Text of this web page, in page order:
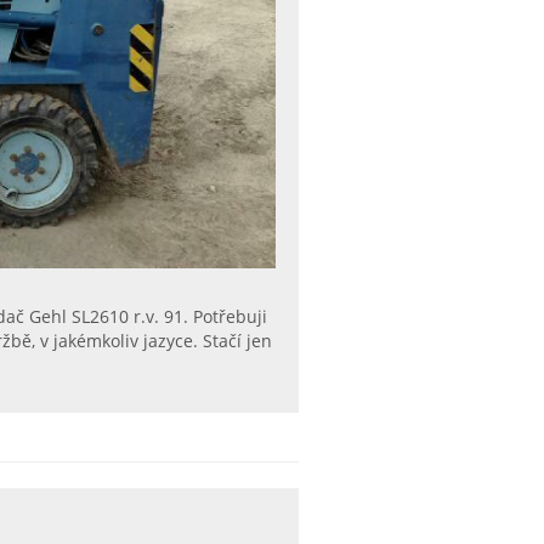
Gehl SL2610 r.v. 91. Potřebuji
v jakémkoliv jazyce. Stačí jen